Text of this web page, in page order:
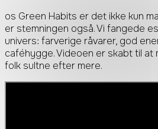
os Green Habits er det ikke kun
er stemningen også. Vi fangede
univers: farverige råvarer, god
caféhygge. Videoen er skabt til
folk sultne efter mere.